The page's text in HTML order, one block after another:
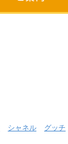
シャネル グッチ